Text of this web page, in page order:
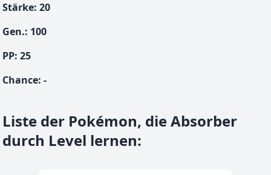
Stärke: 20
Gen.: 100
PP: 25
Chance: -
Liste der Pokémon, die Absorber
durch Level lernen: